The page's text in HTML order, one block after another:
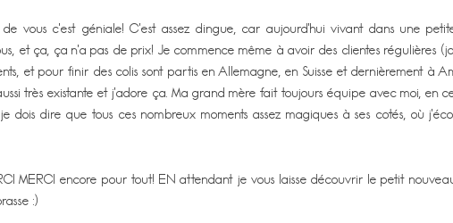
vous c’est géniale! C’est assez dingue, car aujourd’hui vivant dans une
et ça, ça n’a pas de prix! Je commence même à avoir des clientes régulières
et pour finir des colis sont partis en Allemagne, en Suisse et dernièrement à
très existante et j’adore ça. Ma grand mère fait toujours équipe avec moi, en
dire que tous ces nombreux moments assez magiques à ses cotés, où
MERCI encore pour tout! EN attendant je vous laisse découvrir le petit
:)